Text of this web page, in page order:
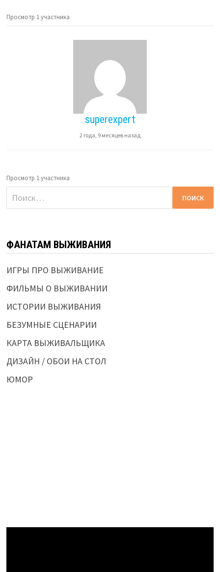
Просмотр 1 участника
superexpert
2 года, 9 месяцев назад
Просмотр 1 участника
Найти:
ФАНАТАМ ВЫЖИВАНИЯ
ИГРЫ ПРО ВЫЖИВАНИЕ
ФИЛЬМЫ О ВЫЖИВАНИИ
ИСТОРИИ ВЫЖИВАНИЯ
БЕЗУМНЫЕ СЦЕНАРИИ
КАРТА ВЫЖИВАЛЬЩИКА
ДИЗАЙН / ОБОИ НА СТОЛ
ЮМОР